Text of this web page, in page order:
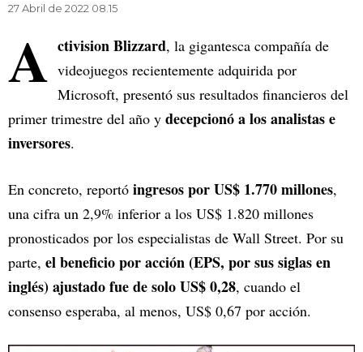
27 Abril de 2022 08.15
A ctivision Blizzard, la gigantesca compañía de
videojuegos recientemente adquirida por
Microsoft, presentó sus resultados financieros del
primer trimestre del año y decepcionó a los analistas e
inversores.
En concreto, reportó ingresos por US$ 1.770 millones,
una cifra un 2,9% inferior a los US$ 1.820 millones
pronosticados por los especialistas de Wall Street. Por su
parte, el beneficio por acción (EPS, por sus siglas en
inglés) ajustado fue de solo US$ 0,28, cuando el
consenso esperaba, al menos, US$ 0,67 por acción.